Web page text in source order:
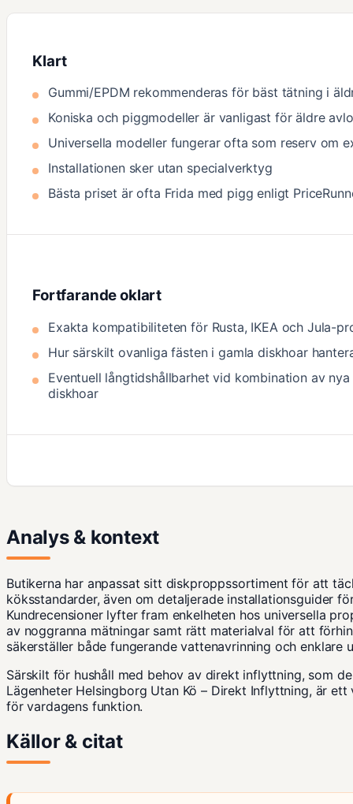
Klart
Gummi/EPDM rekommenderas för bäst tätning i
Koniska och piggmodeller är vanligast för äldre
Universella modeller fungerar ofta som reserv om
Installationen sker utan specialverktyg
Bästa priset är ofta Frida med pigg enligt
Fortfarande oklart
Exakta kompatibiliteten för Rusta, IKEA och Jula-
Hur särskilt ovanliga fästen i gamla diskhoar
Eventuell långtidshållbarhet vid kombination av
diskhoar
Analys & kontext
Butikerna har anpassat sitt diskproppssortiment för att
köksstandarder, även om detaljerade installationsguider
Kundrecensioner lyfter fram enkelheten hos universella
av noggranna mätningar samt rätt materialval för att
säkerställer både fungerande vattenavrinning och enklare
Särskilt för hushåll med behov av direkt inflyttning, som
Lägenheter Helsingborg Utan Kö – Direkt Inflyttning, är ett
för vardagens funktion.
Källor & citat